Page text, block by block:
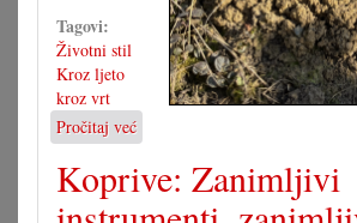
Tagovi:
Životni stil
Kroz ljeto
kroz vrt
Pročitaj već
Zač
nam
krt
Koprive: Zanimljivi